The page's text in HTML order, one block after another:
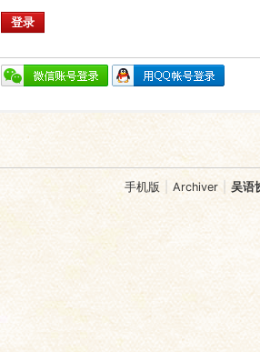
登录
手机版 Archiver 吴语